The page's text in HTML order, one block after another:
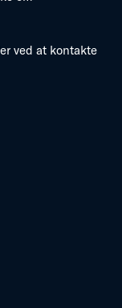
ved at kontakte